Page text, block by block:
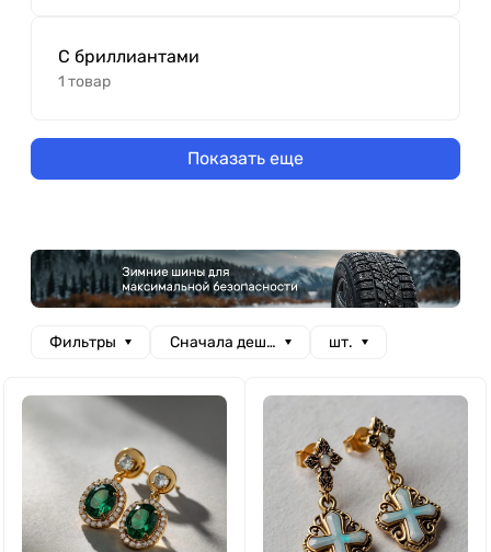
С бриллиантами
1 товар
Показать еще
Фильтры Сначала дешевые шт.